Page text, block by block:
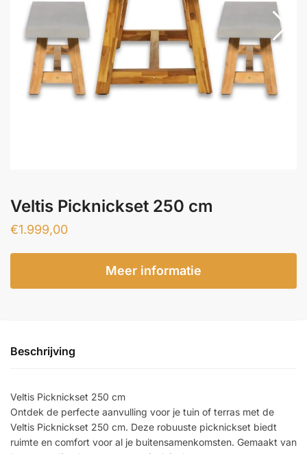
Veltis Picknickset 250 cm
€1.999,00
Meer informatie
Beschrijving
Veltis Picknickset 250 cm
Ontdek de perfecte aanvulling voor je tuin of terras met de
Veltis Picknickset 250 cm. Deze robuuste picknickset biedt
ruimte en comfort voor al je buitensamenkomsten. Gemaakt van